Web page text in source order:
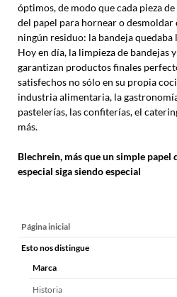
óptimos, de modo que cada pieza
del papel para hornear o
ningún residuo: la bandeja
Hoy en día, la limpieza de bandejas
garantizan productos finales
satisfechos no sólo en su propia
industria alimentaria, la
pastelerías, las confiterías, el
más.
Blechrein, más que un simple papel
especial siga siendo especial
Saltar
navegación
Página inicial
Esto nos distingue
Marca
Historia